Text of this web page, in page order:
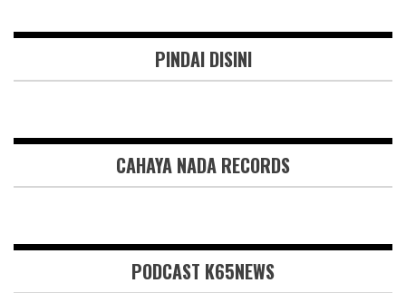
PINDAI DISINI
CAHAYA NADA RECORDS
PODCAST K65NEWS